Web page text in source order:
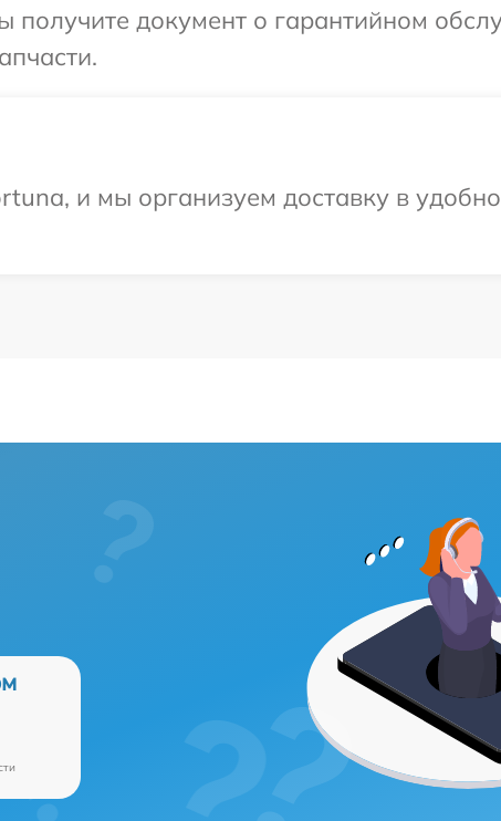
получите документ о гарантийном
и мы организуем доставку в